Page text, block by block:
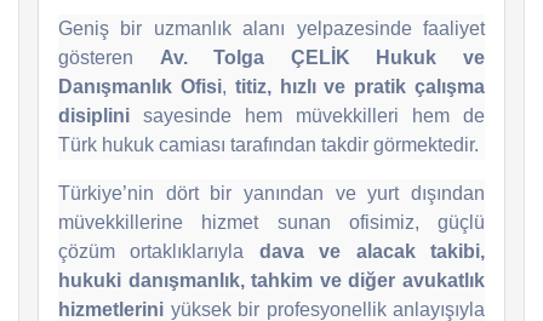
Geniş bir uzmanlık alanı yelpazesinde faaliyet
gösteren Av. Tolga ÇELİK Hukuk ve
Danışmanlık Ofisi, titiz, hızlı ve pratik çalışma
disiplini sayesinde hem müvekkilleri hem de
Türk hukuk camiası tarafından takdir görmektedir.
Türkiye’nin dört bir yanından ve yurt dışından
müvekkillerine hizmet sunan ofisimiz, güçlü
çözüm ortaklıklarıyla dava ve alacak takibi,
hukuki danışmanlık, tahkim ve diğer avukatlık
hizmetlerini yüksek bir profesyonellik anlayışıyla